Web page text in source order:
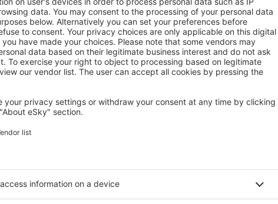
Trento, 15 augustus 2026, 2 nachten
STENICO
Grand Hotel Terme di Comano
Stenico, 07 september 2026, 2 nachten
ARCO
Arco,